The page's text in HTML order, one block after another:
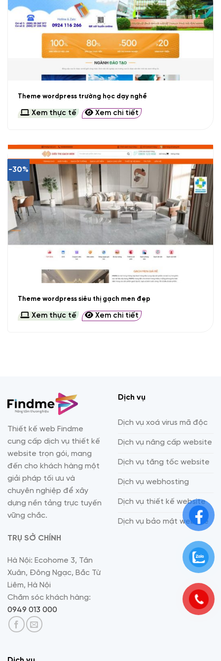
Theme wordpress trường học dạy nghề
Xem thực tế Xem chi tiết
-30%
Theme wordpress siêu thị gạch men đẹp
Xem thực tế Xem chi tiết
Thiết kế web Findme
cung cấp dịch vụ thiết kế
website trọn gói, mang
đến cho khách hàng một
giải pháp tối ưu và
chuyên nghiệp để xây
dựng nền tảng trực tuyến
vững chắc.
TRỤ SỞ CHÍNH
Hà Nội: Ecohome 3, Tân
Xuân, Đông Ngạc, Bắc Từ
Liêm, Hà Nội
Chăm sóc khách hàng:
0949 013 000
Dịch vụ
Dịch vụ xoá virus mã độc
Dịch vụ nâng cấp website
Dịch vụ tăng tốc website
Dịch vụ webhosting
Dịch vụ thiết kế website
Dịch vụ bảo mật website